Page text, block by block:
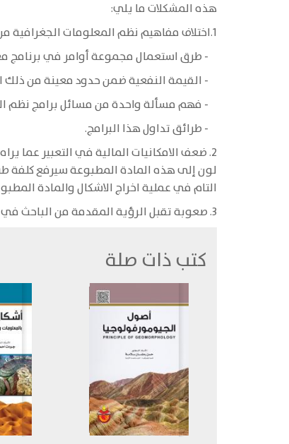
هذه المشكلات ما يلي:
1.اختلاف مفاهيم نظم المعلومات الجغرافية من باحث لآخر والتي سبق وأن أشير إليها. فقد تفهم نظم المعلومات الجغرافية على أنها:
- طرق استعمال مجموعة أوامر في برنامج
- القيمة النفعية ضمن حدود معينة من ذلك
- فهم مسألة واحدة من مسائل برامج نظم
- طرائق تداول هذا البرامج.
2. ضعف الامكانيات المالية في التعبير
لون إلى هذه المادة المطبوعة سيرفع كلفة
التام في عملية اخراج الاشكال والمادة
3. صعوبة تقبل الرؤية المقدمة من الباحث في تدريس نظام المعلومات الجغرافية، وهو أمر مشروع في البحث العلمي والأكاديمي.
كتب ذات صلة